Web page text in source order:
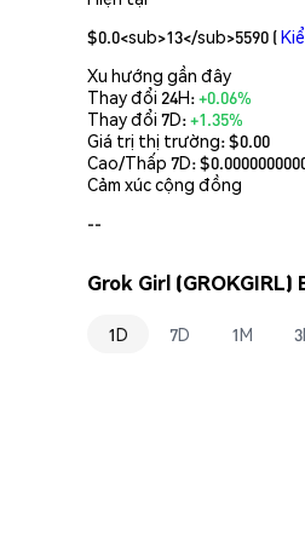
$0.0<sub>13</sub>5590 (
Xu hướng gần đây
Thay đổi 24H:+0.06%
Thay đổi 7D:+1.35%
Giá trị thị trường:$0.00
Cao/Thấp 7D: $
Cảm xúc cộng đồng
--
Grok Girl
1D 7D 1M